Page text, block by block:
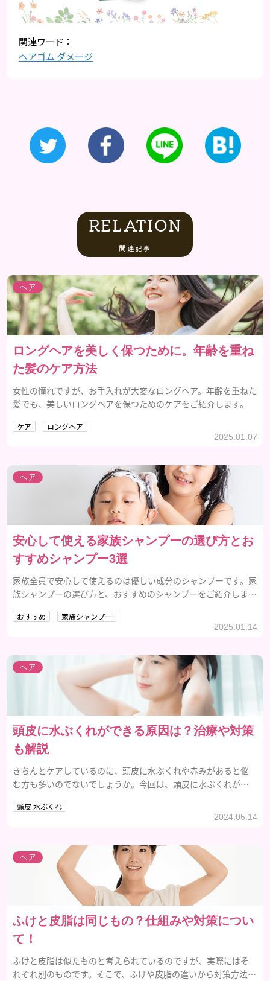
ヘアゴム ダメージ
RELATION
関連記事
ヘア
ロングヘアを美しく保つために。年齢を重ね
た髪のケア方法
女性の憧れですが、お手入れが大変なロングヘア。年齢を重ねた
髪でも、美しいロングヘアを保つためのケアをご紹介します。
ケア ロングヘア
2025.01.07
ヘア
安心して使える家族シャンプーの選び方とお
すすめシャンプー3選
家族全員で安心して使えるのは優しい成分のシャンプーです。家
族シャンプーの選び方と、おすすめのシャンプーをご紹介しま
おすすめ 家族シャンプー
2025.01.14
ヘア
頭皮に水ぶくれができる原因は？治療や対策
も解説
きちんとケアしているのに、頭皮に水ぶくれや赤みがあると悩
む方も多いのでないでしょうか。今回は、頭皮に水ぶくれがで
てください。
頭皮 水ぶくれ
2024.05.14
ヘア
ふけと皮脂は同じもの？仕組みや対策につい
て！
ふけと皮脂は似たものと考えられているのですが、実際にはそ
れぞれ別のものです。そこで、ふけや皮脂の違いから対策方法ま